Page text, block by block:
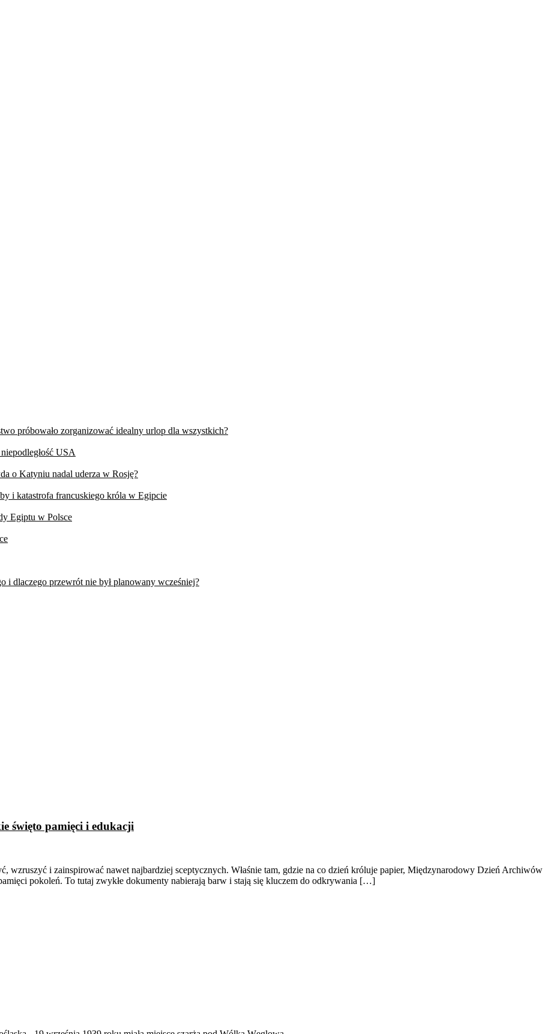
próbowało zorganizować idealny urlop dla wszystkich?
USA
o Katyniu nadal uderza w Rosję?
i katastrofa francuskiego króla w Egipcie
Egiptu w Polsce
i dlaczego przewrót nie był planowany wcześniej?
święto pamięci i edukacji
wzruszyć i zainspirować nawet najbardziej sceptycznych. Właśnie tam, gdzie na co dzień króluje papier, Międzynarodowy Dzień Archiwów
pokoleń. To tutaj zwykłe dokumenty nabierają barw i stają się kluczem do odkrywania […]